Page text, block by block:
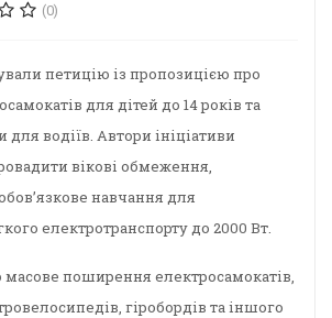
(0)
петицію із пропозицією про
для дітей до 14 років та
для водіїв. Автори ініціативи
вікові обмеження,
навчання для
електротранспорту до 2000 Вт.
масове поширення електросамокатів,
гіробордів та іншого